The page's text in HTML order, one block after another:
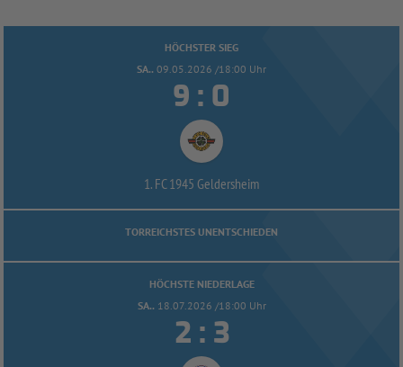
HÖCHSTER SIEG
SA.. 09.05.2026 /18:00 Uhr
 : 
1. FC 1945 Geldersheim
TORREICHSTES UNENTSCHIEDEN
HÖCHSTE NIEDERLAGE
SA.. 18.07.2026 /18:00 Uhr
 : 